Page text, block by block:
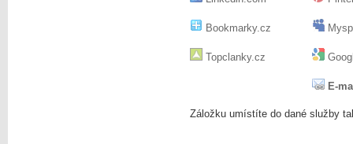
Bookmarky.cz
Topclanky.cz
E-
Záložku umístíte do dané služby